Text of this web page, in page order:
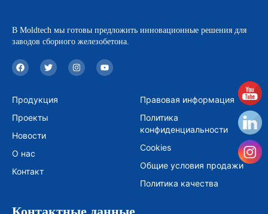
В Moldtech мы готовы предложить инновационные решения для
заводов сборного железобетона.
F
a
c
b
o
k
T
w
i
t
e
I
n
s
Y
o
u
Продукция
Проекты
Новости
О нас
Контакт
Правовая информация
Политика
конфиденциальности
Cookies
Общие условия продажи
Политика качества